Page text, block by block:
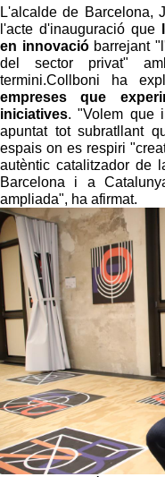
L'alcalde de Barcelona,
l'acte d'inauguració que
en innovacióbarrejant
del sector privat"
termini.Collboni ha
empreses que
iniciatives. "Volem que
apuntat tot subratllant
espais on es respiri
autèntic catalitzador de
Barcelona i a
ampliada", ha afirmat.